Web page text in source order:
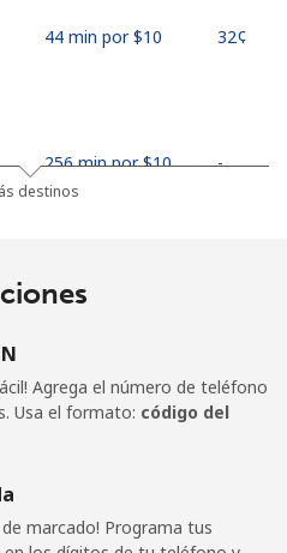
44 min por ⁦$10⁩ ⁦32¢⁩
256 min por ⁦$10⁩ -
500 min por ⁦$10⁩ ⁦8¢⁩
destinos
Agrega el número de teléfono
Usa el formato: código del
marcado! Programa tus